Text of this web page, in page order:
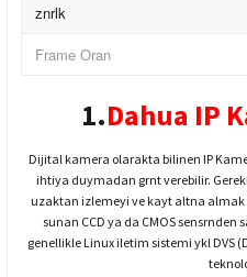
znrlk
Frame Oran
1.Dahua IP
Dijital kamera olarakta bilinen IP
ihtiya duymadan grnt verebilir.
uzaktan izlemeyi ve kayt altna
sunan CCD ya da CMOS
genellikle Linux iletim sistemi ykl DVS